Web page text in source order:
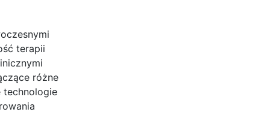
terapii
różne
technologie